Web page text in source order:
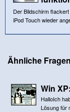
Der Bildschirm
iPod Touch wieder
Ähnliche
Win
HalloIch
Lösung für